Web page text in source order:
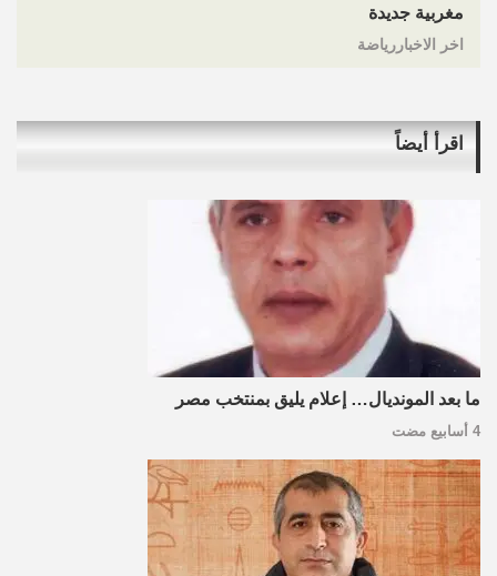
مغربية جديدة
اخر الاخباررياضة
اقرأ أيضاً
ما بعد المونديال… إعلام يليق بمنتخب مصر
4 أسابيع مضت